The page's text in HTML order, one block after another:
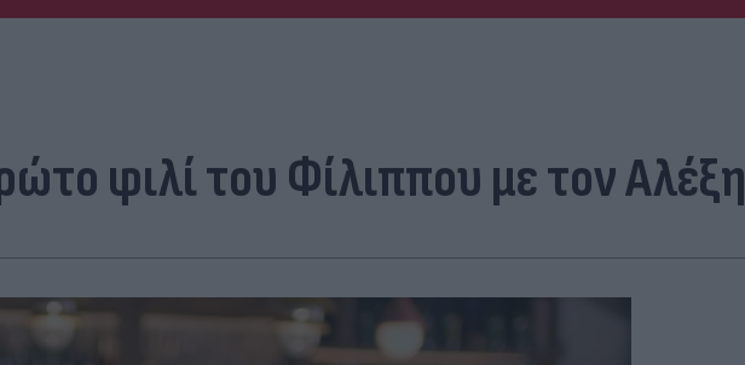
φιλί του Φίλιππου με τον Αλέξη